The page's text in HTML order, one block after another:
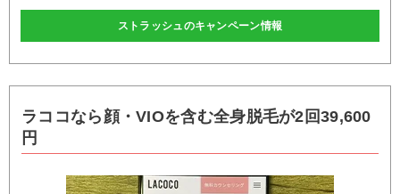
ストラッシュのキャンペーン情報
ラココなら顔・VIOを含む全身脱毛が2回39,600
円